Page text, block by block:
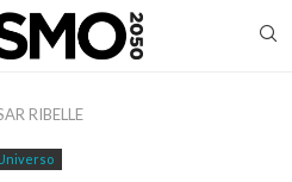
RIBELLE